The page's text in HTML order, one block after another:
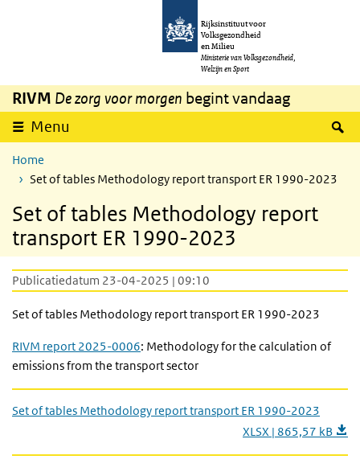
Overslaan en naar de inhoud gaan
Rijksinstituut voor
Volksgezondheid
en Milieu
Ministerie van Volksgezondheid,
Welzijn en Sport
RIVM De zorg voor morgen begint vandaag
Menu
Home
Set of tables Methodology report transport ER 1990-2023
Set of tables Methodology report
transport ER 1990-2023
Publicatiedatum 23-04-2025 | 09:10
Set of tables Methodology report transport ER 1990-2023
RIVM report 2025-0006: Methodology for the calculation of
emissions from the transport sector
Set of tables Methodology report transport ER 1990-2023
XLSX | 865,57 kB